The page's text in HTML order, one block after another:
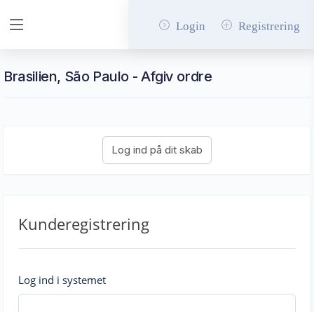
Login Registrering
Brasilien, São Paulo - Afgiv ordre
Kunderegistrering
Log ind i systemet